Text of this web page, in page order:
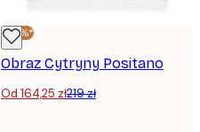
-25%*
Obraz Cytryny Positano
Od 164,25 zł219 zł